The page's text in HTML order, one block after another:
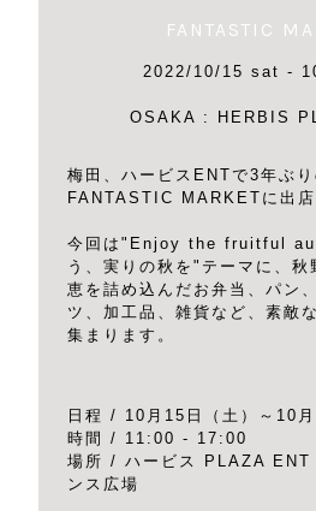
FANTASTIC
2022/10/15 sat -
OSAKA : HERBIS
梅田、ハービスENTで3年ぶ
FANTASTIC MARKETに出店
今回は"Enjoy the fruitful
う、実りの秋を"テーマに、秋
恵を詰め込んだお弁当、パン
ツ、加工品、雑貨など、素敵
集まります。
日程 / 10月15日（土）～10月
時間 / 11:00 - 17:00
場所 / ハービス PLAZA ENT
ンス広場